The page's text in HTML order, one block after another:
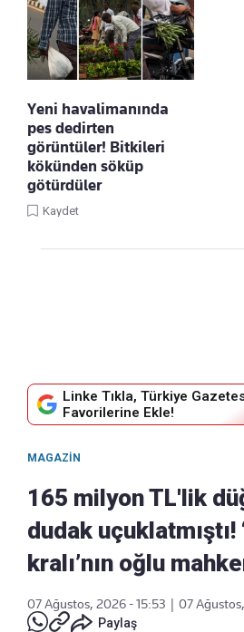
Yeni havalimanında
pes dedirten
görüntüler! Bitkileri
kökünden söküp
götürdüler
Kaydet
Linke Tıkla, Türkiye
Favorilerine Ekle!
MAGAZIN
165 milyon TL'lik
dudak uçuklatmıştı!
kralı’nın oğlu
07 Ağustos, 2026 - 15:53
07
Paylaş